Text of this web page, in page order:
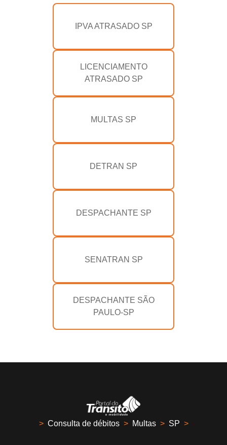
IPVA ATRASADO SP
LICENCIAMENTO
ATRASADO SP
MULTAS SP
DETRAN SP
DESPACHANTE SP
SENATRAN SP
DESPACHANTE SÃO
PAULO-SP
> Consulta de débitos > Multas > SP >